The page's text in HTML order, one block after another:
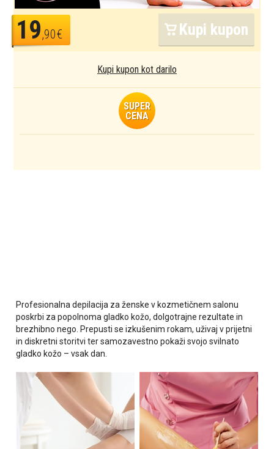
19,90€ Kupi kupon
Kupi kupon kot darilo
SUPER
CENA
Profesionalna depilacija za ženske v kozmetičnem salonu
poskrbi za popolnoma gladko kožo, dolgotrajne rezultate in
brezhibno nego. Prepusti se izkušenim rokam, uživaj v prijetni
in diskretni storitvi ter samozavestno pokaži svojo svilnato
gladko kožo – vsak dan.